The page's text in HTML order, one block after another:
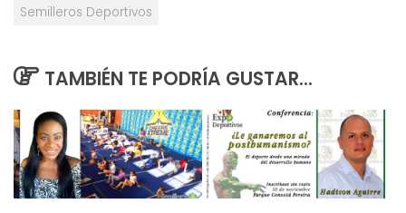
Semilleros Deportivos
TAMBIÉN TE PODRÍA GUSTAR...